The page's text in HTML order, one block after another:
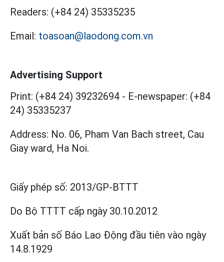
Readers: (+84 24) 35335235
Email: toasoan@laodong.com.vn
Advertising Support
Print: (+84 24) 39232694 - E-newspaper: (+84
24) 35335237
Address: No. 06, Pham Van Bach street, Cau
Giay ward, Ha Noi.
Giấy phép số: 2013/GP-BTTT
Do Bộ TTTT cấp ngày 30.10.2012
Xuất bản số Báo Lao Động đầu tiên vào ngày
14.8.1929